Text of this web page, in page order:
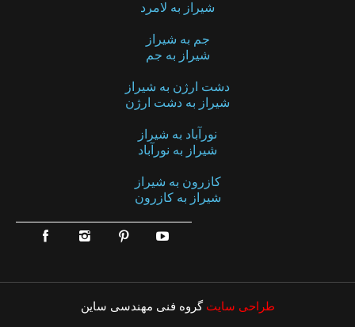
شیراز به لامرد
جم به شیراز
شیراز به جم
دشت ارژن به شیراز
شیراز به دشت ارژن
نورآباد به شیراز
شیراز به نورآباد
کازرون به شیراز
شیراز به کازرون
طراحی سایتگروه فنی مهندسی ساین